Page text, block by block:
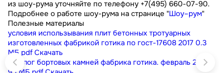
из шоу-рума уточняйте по телефону +7(495) 660-07-90.
Подробнее о работе шоу-рума на странице "Шоу–рум"
Полезные материалы
условия использывания плит бетонных тротуарных
изготовленных фабрикой готика по гост-17608 2017 0.3
МБ pdf Скачать
каталог бортовых камней фабрика готика. февраль 2023